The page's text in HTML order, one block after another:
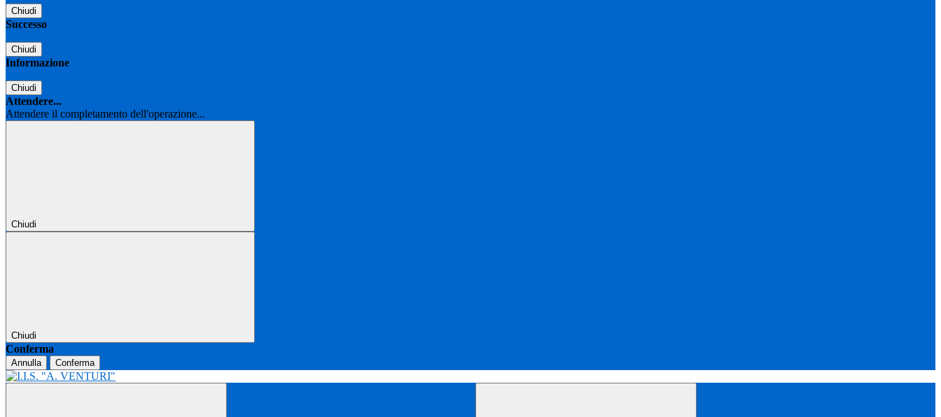
Chiudi
Successo
Chiudi
Informazione
Chiudi
Attendere...
Attendere il completamento dell'operazione...
Chiudi
Chiudi
Conferma
Annulla Conferma